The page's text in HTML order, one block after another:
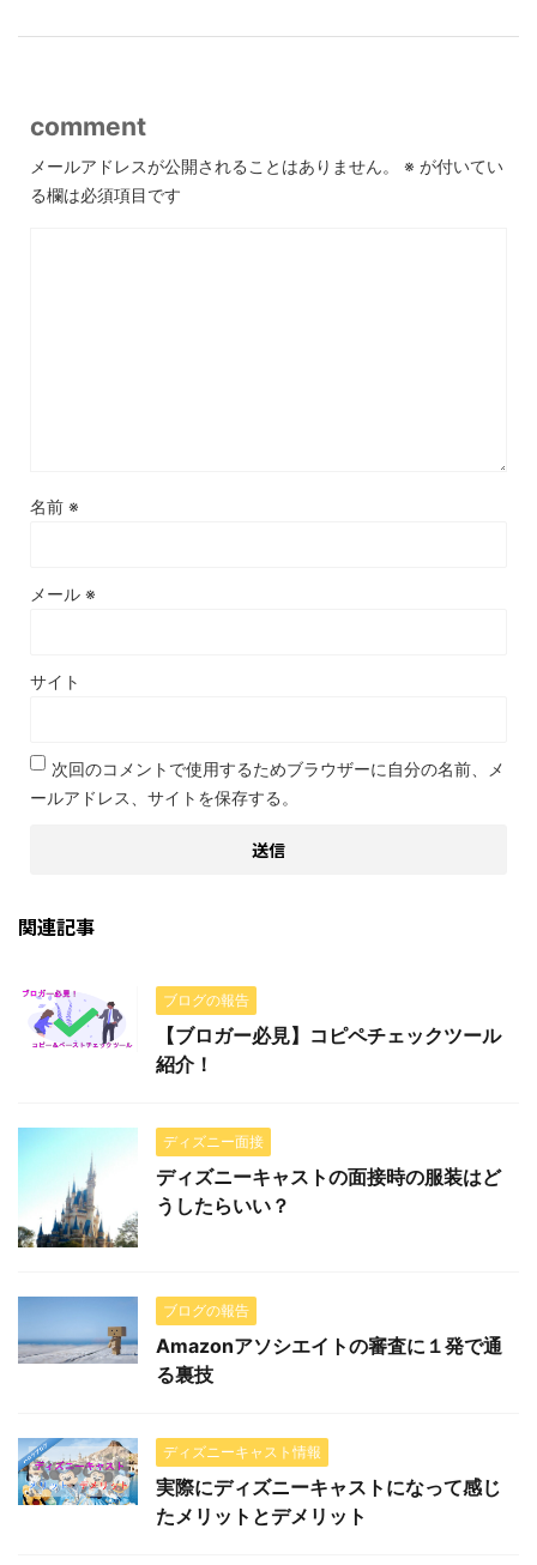
comment
メールアドレスが公開されることはありません。 ※ が付いてい
る欄は必須項目です
名前 ※
メール ※
サイト
次回のコメントで使用するためブラウザーに自分の名前、メ
ールアドレス、サイトを保存する。
関連記事
ブログの報告
【ブロガー必見】コピペチェックツール
紹介！
ディズニー面接
ディズニーキャストの面接時の服装はど
うしたらいい？
ブログの報告
Amazonアソシエイトの審査に１発で通
る裏技
ディズニーキャスト情報
実際にディズニーキャストになって感じ
たメリットとデメリット